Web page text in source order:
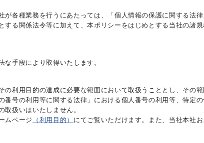
各種業務を行うにあたっては、「個人情報の保護に関する法
る関係法令等に加えて、本ポリシーをはじめとする当社の諸
手段により取得いたします。
利用目的の達成に必要な範囲において取扱うこととし、その
号の利用等に関する法律」における個人番号の利用等、特定
扱いはいたしません。
ムページ
（利用目的） にてご覧いただけます。また、当社本社